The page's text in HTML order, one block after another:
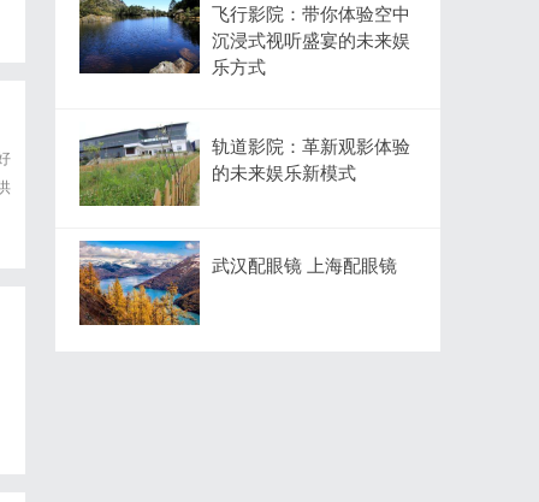
飞行影院：带你体验空中
沉浸式视听盛宴的未来娱
乐方式
轨道影院：革新观影体验
的未来娱乐新模式
武汉配眼镜 上海配眼镜